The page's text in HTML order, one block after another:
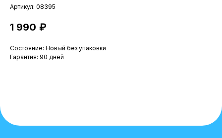
Артикул: 08395
1 990 ₽
Состояние: Новый без упаковки
Гарантия: 90 дней